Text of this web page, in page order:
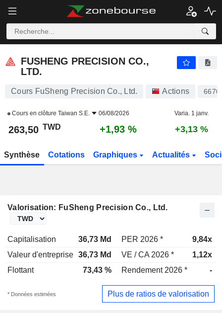
FUSHENG PRECISION CO.,
LTD.
Cours FuSheng Precision Co., Ltd. Actions 6670
Cours en clôture Taiwan S.E. 06/08/2026 Varia. 1 janv.
263,50 TWD +1,93 % +3,13 %
Synthèse Cotations Graphiques Actualités
Valorisation: FuSheng Precision Co., Ltd.
Capitalisation 36,73 Md PER 2026 *
9,84x
Valeur d'entreprise 36,73 Md VE / CA 2026 *
1,12x
Flottant
73,43 % Rendement 2026 * -
* Données estimées Plus de ratios de valorisation